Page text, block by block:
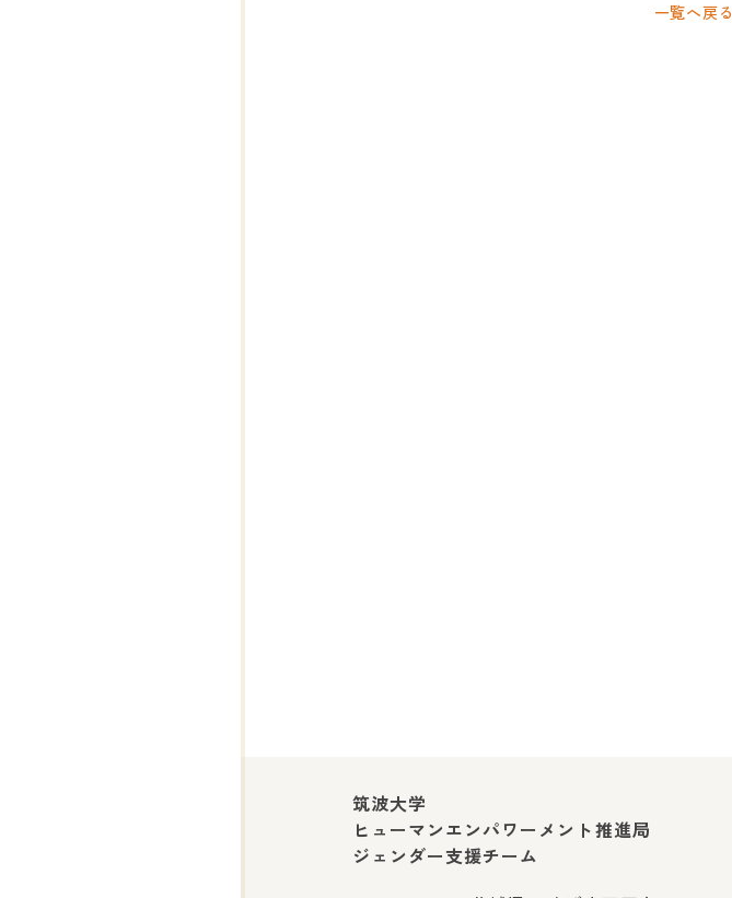
一覧へ戻る
筑波大学
ヒューマンエンパワーメント推進局
ジェンダー支援チーム